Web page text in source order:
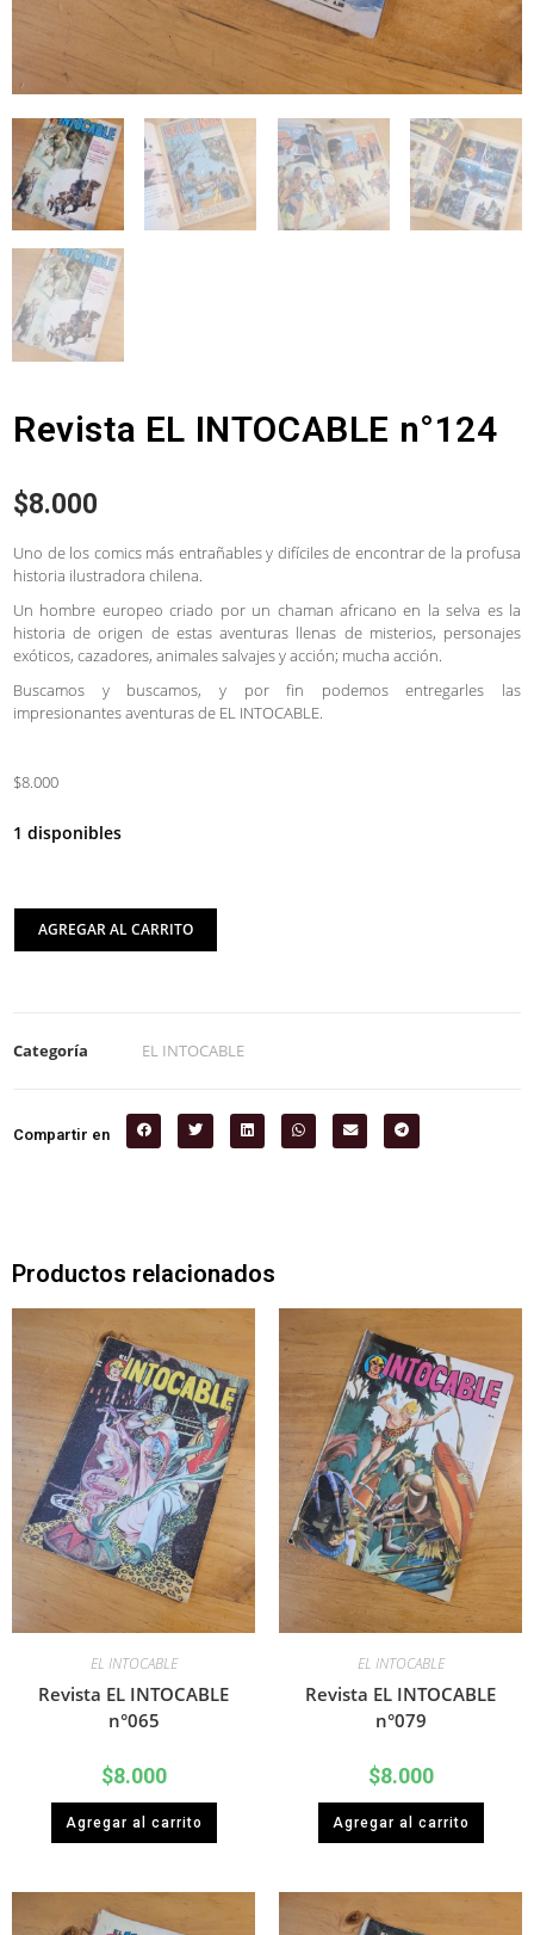
Revista EL INTOCABLE n°124
$8.000
Uno de los comics más entrañables y difíciles de encontrar de la profusa
historia ilustradora chilena.
Un hombre europeo criado por un chaman africano en la selva es la
historia de origen de estas aventuras llenas de misterios, personajes
exóticos, cazadores, animales salvajes y acción; mucha acción.
Buscamos y buscamos, y por fin podemos entregarles las
impresionantes aventuras de EL INTOCABLE.
$8.000
1 disponibles
AGREGAR AL CARRITO
Categoría EL INTOCABLE
Compartir en
Productos relacionados
EL INTOCABLE
Revista EL INTOCABLE
n°065
$8.000
Agregar al carrito
EL INTOCABLE
Revista EL INTOCABLE
n°079
$8.000
Agregar al carrito